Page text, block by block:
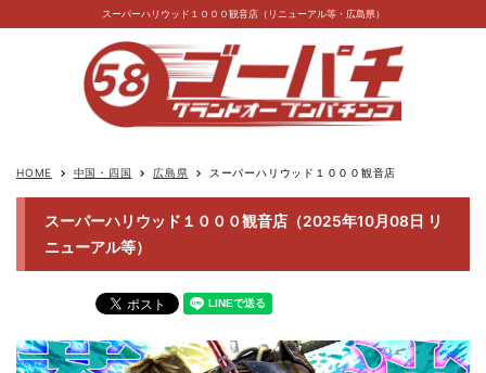
スーパーハリウッド１０００観音店（リニューアル等・広島県）
HOME keyboard_arrow_right 中国・四国 keyboard_arrow_right 広島県 keyboard_arrow_right スーパーハリウッド１０００観音店
スーパーハリウッド１０００観音店（2025年10月08日 リ
ニューアル等）